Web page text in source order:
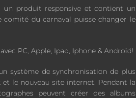
un produit responsive et contient un
du carnaval puisse changer le
PC, Apple, Ipad, Iphone & Android!
système de synchronisation de plus
le nouveau site internet. Pendant la
peuvent créer des albums